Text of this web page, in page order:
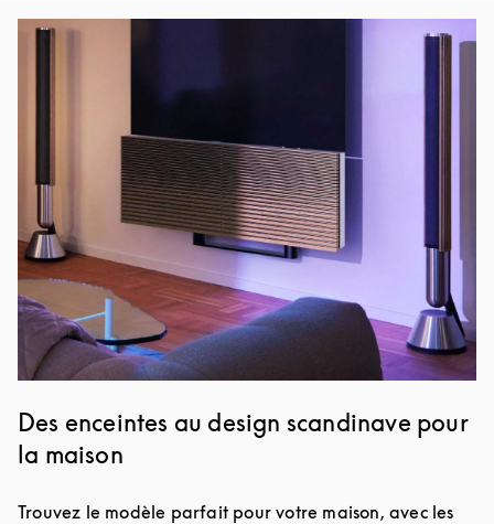
Image de l’événement
Des enceintes au design scandinave pour
la maison
Trouvez le modèle parfait pour votre maison, avec les